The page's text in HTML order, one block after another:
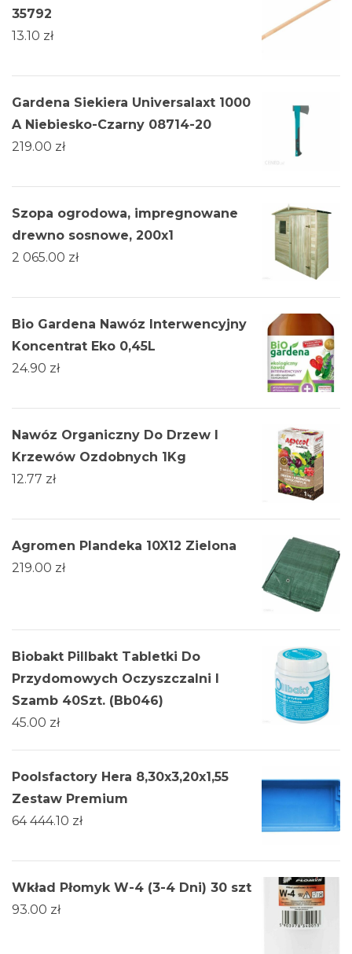
35792
13.10 zł
Gardena Siekiera Universalaxt 1000
A Niebiesko-Czarny 08714-20
219.00 zł
Szopa ogrodowa, impregnowane
drewno sosnowe, 200x1
2 065.00 zł
Bio Gardena Nawóz Interwencyjny
Koncentrat Eko 0,45L
24.90 zł
Nawóz Organiczny Do Drzew I
Krzewów Ozdobnych 1Kg
12.77 zł
Agromen Plandeka 10X12 Zielona
219.00 zł
Biobakt Pillbakt Tabletki Do
Przydomowych Oczyszczalni I
Szamb 40Szt. (Bb046)
45.00 zł
Poolsfactory Hera 8,30x3,20x1,55
Zestaw Premium
64 444.10 zł
Wkład Płomyk W-4 (3-4 Dni) 30 szt
93.00 zł